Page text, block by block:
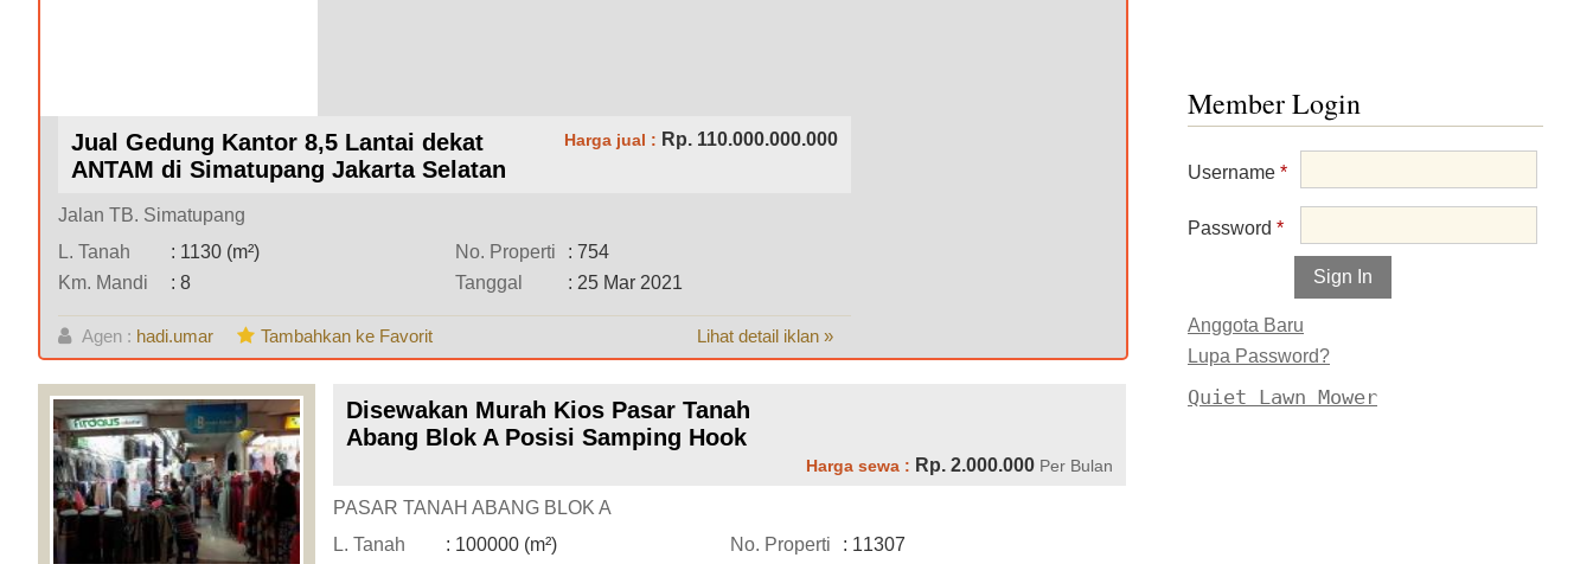
Jual Gedung Kantor 8,5 Lantai dekat
ANTAM di Simatupang Jakarta Selatan
Harga jual : Rp. 110.000.000.000
Jalan TB. Simatupang
L. Tanah
: 1130 (m²)
Km. Mandi
: 8
No. Properti
: 754
Tanggal
: 25 Mar 2021
Agen : hadi.umar Lihat detail iklan »
Tambahkan ke Favorit
Disewakan Murah Kios Pasar Tanah
Abang Blok A Posisi Samping Hook
Harga sewa : Rp. 2.000.000 Per Bulan
PASAR TANAH ABANG BLOK A
L. Tanah
: 100000 (m²) No. Properti
: 11307
Member Login
Username *
Password *
Anggota Baru
Lupa Password?
Quiet Lawn Mower